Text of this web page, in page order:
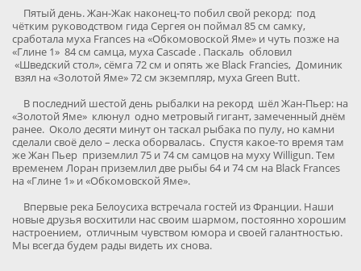
Пятый день. Жан-Жак наконец-то побил свой рекорд: под
чётким руководством гида Сергея он поймал 85 см самку,
сработала муха Frances на «Обкомовоской Яме» и чуть позже на
«Глине 1» 84 см самца, муха Cascade . Паскаль обловил
«Шведский стол», сёмга 72 см и опять же Black Francies, Доминик
взял на «Золотой Яме» 72 см экземпляр, муха Green Butt.
В последний шестой день рыбалки на рекорд шёл Жан-Пьер: на
«Золотой Яме» клюнул одно метровый гигант, замеченный днём
ранее. Около десяти минут он таскал рыбака по пулу, но камни
сделали своё дело – леска оборвалась. Спустя какое-то время там
же Жан Пьер приземлил 75 и 74 см самцов на муху Willigun. Тем
временем Лоран приземлил две рыбы 64 и 74 см на Black Frances
на «Глине 1» и «Обкомовской Яме».
Впервые река Белоусиха встречала гостей из Франции. Наши
новые друзья восхитили нас своим шармом, постоянно хорошим
настроением, отличным чувством юмора и своей галантностью.
Мы всегда будем рады видеть их снова.